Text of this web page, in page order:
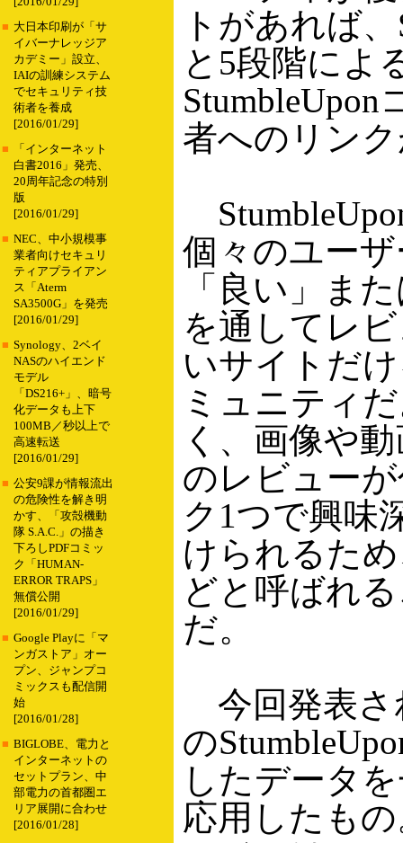
■ 大日本印刷が「サ
イバーナレッジア
カデミー」設立、
IAIの訓練システム
でセキュリティ技
術者を養成
[2016/01/29]
■
「インターネット
白書2016」発売、
20周年記念の特別
版
[2016/01/29]
■ NEC、中小規模事
業者向けセキュリ
ティアプライアン
ス「Aterm
SA3500G」を発売
[2016/01/29]
■ Synology、2ベイ
NASのハイエンド
モデル
「DS216+」、暗号
化データも上下
100MB／秒以上で
高速転送
[2016/01/29]
■ 公安9課が情報流出
の危険性を解き明
かす、「攻殻機動
隊 S.A.C.」の描き
下ろしPDFコミッ
ク「HUMAN-
ERROR TRAPS」
無償公開
[2016/01/29]
■ Google Playに「マ
ンガストア」オー
プン、ジャンプコ
ミックスも配信開
始
[2016/01/28]
■ BIGLOBE、電力と
インターネットの
セットプラン、中
部電力の首都圏エ
リア展開に合わせ
[2016/01/28]
トがあれば
と5段階によ
者へのリン
個々のユー
「良い」ま
を通してレ
いサイトだ
ミュニティ
く、画像や
のレビュー
ク1つで興味
けられるた
どと呼ばれ
だ。
今回発表さ
の
したデータ
応用したも